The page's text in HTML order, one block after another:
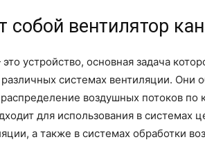
собой вентилятор
устройство, основная задача
системах вентиляции. Они
воздушных потоков
для использования в системах
а также в системах обработки